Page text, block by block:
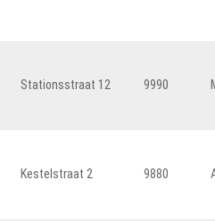
Stationsstraat 12 9990
Kestelstraat 2 9880